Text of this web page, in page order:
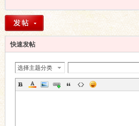
快速发帖
选择主题分类